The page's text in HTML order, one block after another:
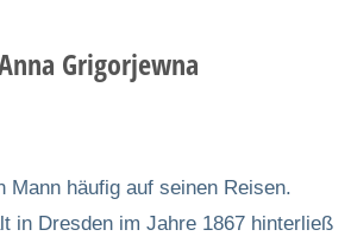
Grigorjewna
Mann häufig auf seinen Reisen.
in Dresden im Jahre 1867 hinterließ